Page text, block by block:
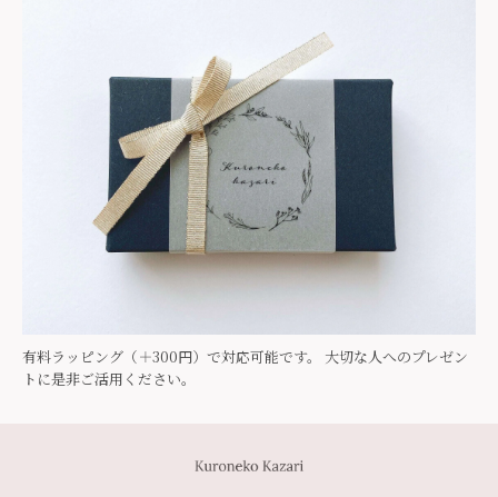
有料ラッピング（＋300円）で対応可能です。 大切な人へのプレゼン
トに是非ご活用ください。